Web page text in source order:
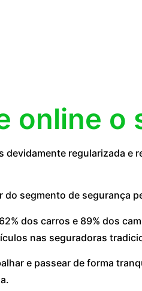
online o
devidamente regularizada
segmento de segurança
dos carros e 89% dos
nas seguradoras
e passear de forma